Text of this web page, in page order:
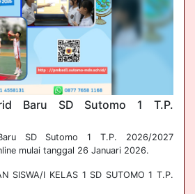
Baru SD Sutomo 1 T.P.
SD Sutomo 1 T.P. 2026/2027
mulai tanggal 26 Januari 2026.
SISWA/I KELAS 1 SD SUTOMO 1 T.P.